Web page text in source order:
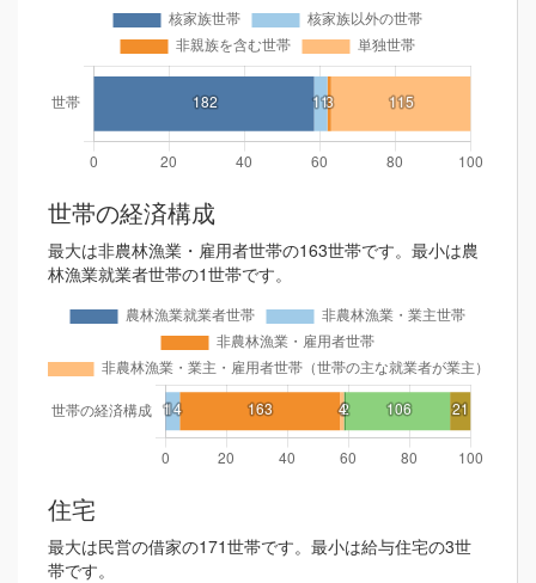
世帯の経済構成
最大は非農林漁業・雇用者世帯の163世帯です。最小は農
林漁業就業者世帯の1世帯です。
住宅
最大は民営の借家の171世帯です。最小は給与住宅の3世
帯です。